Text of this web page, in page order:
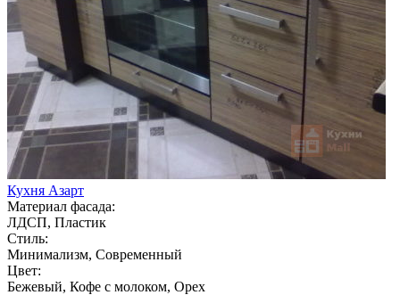
Кухня Азарт
Материал фасада:
ЛДСП, Пластик
Стиль:
Минимализм, Современный
Цвет:
Бежевый, Кофе с молоком, Орех